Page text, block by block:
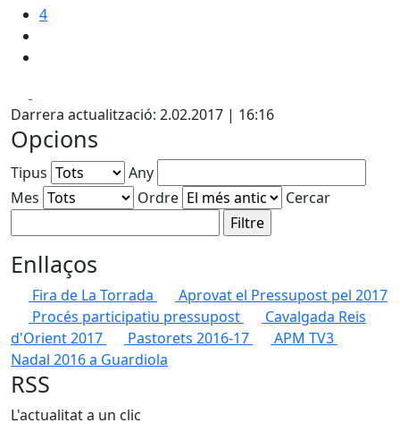
4
Darrera actualització: 2.02.2017 | 16:16
Opcions
Tipus
Any
Mes
Ordre Cercar
Enllaços
Fira de La Torrada
Aprovat el Pressupost pel 2017
Procés participatiu pressupost
Cavalgada Reis
d'Orient 2017
Pastorets 2016-17
APM TV3
Nadal 2016 a Guardiola
RSS
L'actualitat a un clic